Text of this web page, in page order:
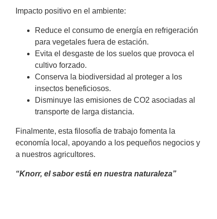
Impacto positivo en el ambiente:
Reduce el consumo de energía en refrigeración
para vegetales fuera de estación.
Evita el desgaste de los suelos que provoca el
cultivo forzado.
Conserva la biodiversidad al proteger a los
insectos beneficiosos.
Disminuye las emisiones de CO2 asociadas al
transporte de larga distancia.
Finalmente, esta filosofía de trabajo fomenta la
economía local, apoyando a los pequeños negocios y
a nuestros agricultores.
“Knorr, el sabor está en nuestra naturaleza”